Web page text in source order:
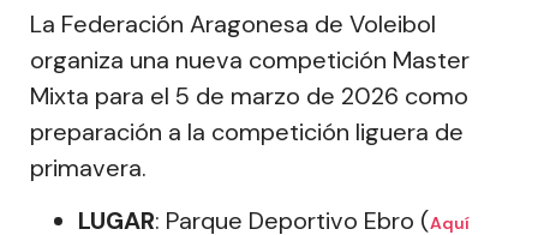
La Federación Aragonesa de Voleibol
organiza una nueva competición Master
Mixta para el 5 de marzo de 2026 como
preparación a la competición liguera de
primavera.
LUGAR: Parque Deportivo Ebro (Aquí